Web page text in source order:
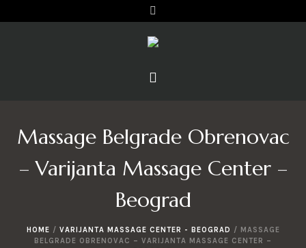
Massage Belgrade Obrenovac
– Varijanta Massage Center –
Beograd
HOME / VARIJANTA MASSAGE CENTER - BEOGRAD / MASSAGE
BELGRADE OBRENOVAC – VARIJANTA MASSAGE CENTER –